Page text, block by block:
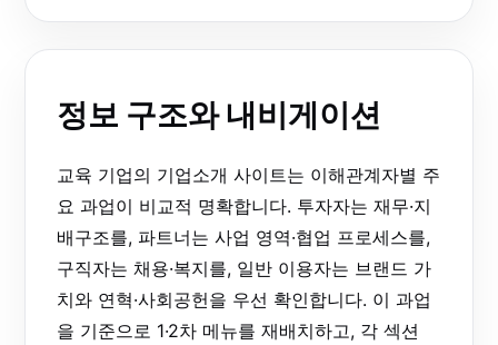
정보 구조와 내비게이션
교육 기업의 기업소개 사이트는 이해관계자별 주
요 과업이 비교적 명확합니다. 투자자는 재무·지
배구조를, 파트너는 사업 영역·협업 프로세스를,
구직자는 채용·복지를, 일반 이용자는 브랜드 가
치와 연혁·사회공헌을 우선 확인합니다. 이 과업
을 기준으로 1·2차 메뉴를 재배치하고, 각 섹션